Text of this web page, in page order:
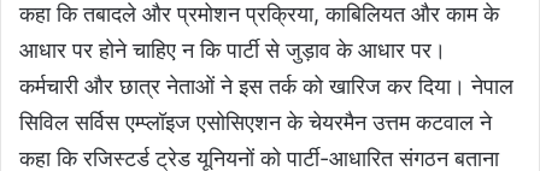
कहा कि तबादले और प्रमोशन प्रक्रिया, काबिलियत और काम के
आधार पर होने चाहिए न कि पार्टी से जुड़ाव के आधार पर।
कर्मचारी और छात्र नेताओं ने इस तर्क को खारिज कर दिया। नेपाल
सिविल सर्विस एम्प्लॉइज एसोसिएशन के चेयरमैन उत्तम कटवाल ने
कहा कि रजिस्टर्ड ट्रेड यूनियनों को पार्टी-आधारित संगठन बताना